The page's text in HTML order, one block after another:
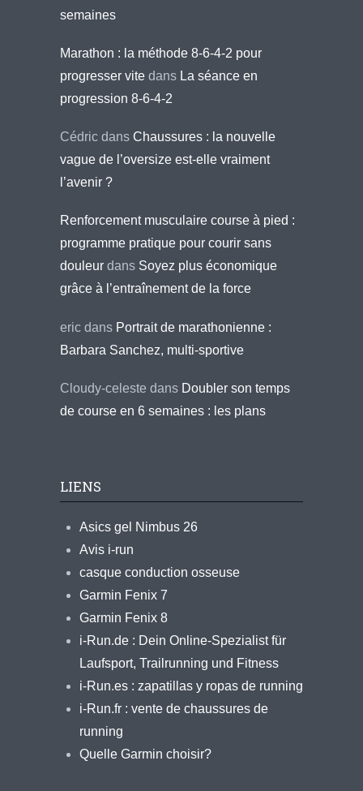
semaines
Marathon : la méthode 8-6-4-2 pour
progresser vite dans La séance en
progression 8-6-4-2
Cédric dans Chaussures : la nouvelle
vague de l’oversize est-elle vraiment
l’avenir ?
Renforcement musculaire course à pied :
programme pratique pour courir sans
douleur dans Soyez plus économique
grâce à l’entraînement de la force
eric dans Portrait de marathonienne :
Barbara Sanchez, multi-sportive
Cloudy-celeste dans Doubler son temps
de course en 6 semaines : les plans
LIENS
Asics gel Nimbus 26
Avis i-run
casque conduction osseuse
Garmin Fenix 7
Garmin Fenix 8
i-Run.de : Dein Online-Spezialist für
Laufsport, Trailrunning und Fitness
i-Run.es : zapatillas y ropas de running
i-Run.fr : vente de chaussures de
running
Quelle Garmin choisir?